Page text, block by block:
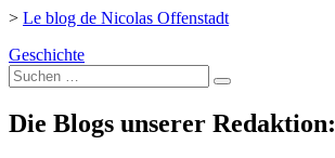
> Le blog de Nicolas Offenstadt
Geschichte
Suche
nach:
Die Blogs unserer Redaktion: